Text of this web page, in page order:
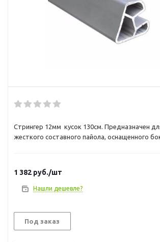
Стрингер 12мм кусок 130см. Предназначен
жесткого составного пайола, оснащенного
сплава. Цена указана за кусок фиксированной
Вес одного стрингера - 1,03 кг.
1 382 руб./шт
Нашли дешевле?
Под заказ